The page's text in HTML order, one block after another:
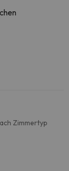
Zimmertyp